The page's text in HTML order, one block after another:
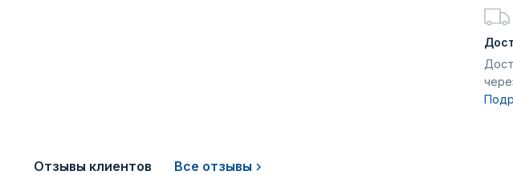
Отзывы клиентов Все отзывы